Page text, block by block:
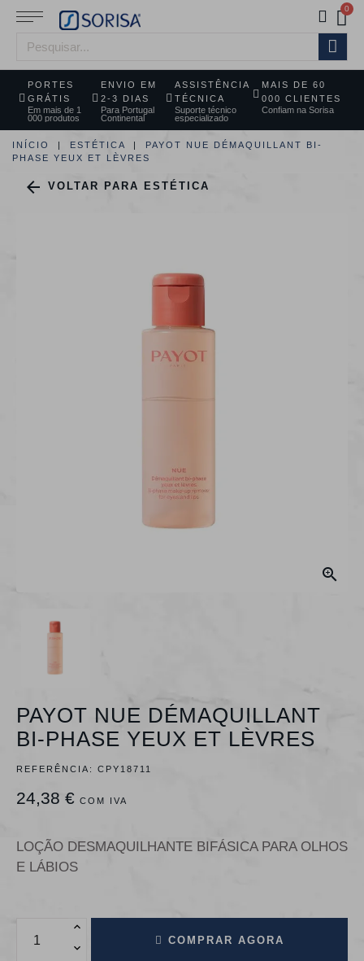
PORTES
GRÁTIS
Em mais de 1
000 produtos
ENVIO EM
2-3 DIAS
Para Portugal
Continental
ASSISTÊNCIA
TÉCNICA
Suporte técnico
especializado
MAIS DE 60
000 CLIENTES
Confiam na Sorisa
INÍCIO ESTÉTICA
PAYOT NUE DÉMAQUILLANT BI-
PHASE YEUX ET LÈVRES
 VOLTAR PARA ESTÉTICA

PAYOT NUE DÉMAQUILLANT
BI-PHASE YEUX ET LÈVRES
REFERÊNCIA: CPY18711
24,38 € COM IVA
LOÇÃO DESMAQUILHANTE BIFÁSICA PARA OLHOS
E LÁBIOS
COMPRAR AGORA